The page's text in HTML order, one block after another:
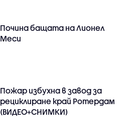
Почина бащата на Лионел
Меси
Пожар избухна в завод за
рециклиране край Ротердам
(ВИДЕО+СНИМКИ)